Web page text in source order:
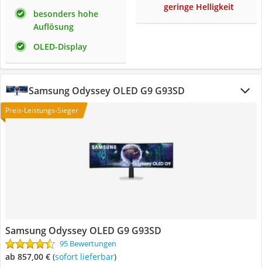
besonders hohe
Auflösung
OLED-Display
geringe Helligkeit
Samsung Odyssey OLED G9 G93SD
Preis-Leistungs-Sieger
Samsung Odyssey OLED G9 G93SD
95 Bewertungen
ab 857,00 € ( Sofort lieferbar)